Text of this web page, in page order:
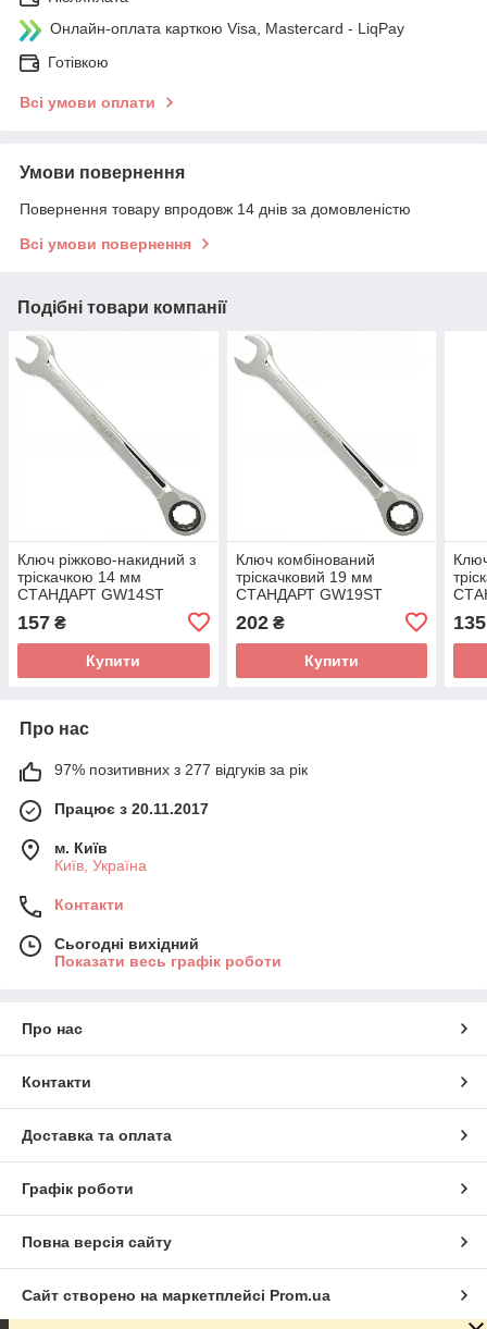
Онлайн-оплата карткою Visa, Mastercard - LiqPay
Готівкою
Всі умови оплати
Умови повернення
Повернення товару впродовж 14 днів за домовленістю
Всі умови повернення
Подібні товари компанії
Ключ ріжково-накидний з
тріскачкою 14 мм
СТАНДАРТ GW14ST
157 ₴
Купити
Ключ комбінований
тріскачковий 19 мм
СТАНДАРТ GW19ST
202₴
Купити
135
Про нас
97% позитивних з 277 відгуків за рік
Працює з 20.11.2017
м. Київ
Київ, Україна
Контакти
Сьогодні вихідний
Показати весь графік роботи
Про нас
Контакти
Доставка та оплата
Графік роботи
Повна версія сайту
Сайт створено на маркетплейсі Prom.ua